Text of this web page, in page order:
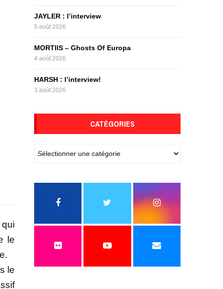
qui
le
le
JAYLER : l’interview
5 août 2026
MORTIIS – Ghosts Of Europa
4 août 2026
HARSH : l’interview!
3 août 2026
CATÉGORIES